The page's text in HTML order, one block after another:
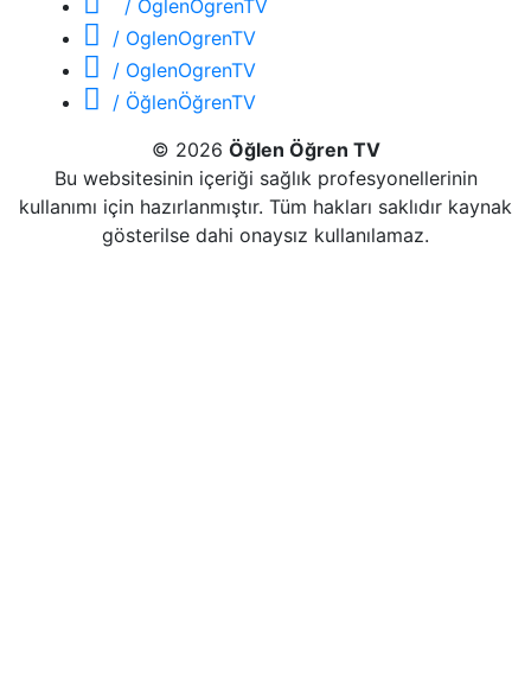
/ OglenOgrenTV
/ OglenOgrenTV
/ OglenOgrenTV
/ ÖğlenÖğrenTV
© 2026 Öğlen Öğren TV
Bu websitesinin içeriği sağlık profesyonellerinin
kullanımı için hazırlanmıştır. Tüm hakları saklıdır kaynak
gösterilse dahi onaysız kullanılamaz.